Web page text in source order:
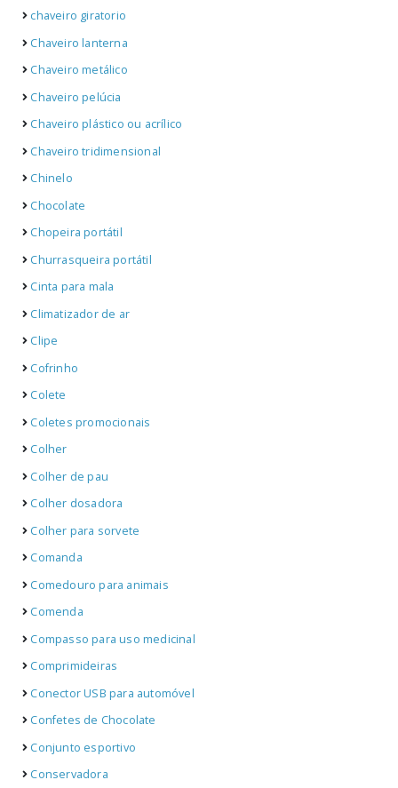
chaveiro giratorio
Chaveiro lanterna
Chaveiro metálico
Chaveiro pelúcia
Chaveiro plástico ou acrílico
Chaveiro tridimensional
Chinelo
Chocolate
Chopeira portátil
Churrasqueira portátil
Cinta para mala
Climatizador de ar
Clipe
Cofrinho
Colete
Coletes promocionais
Colher
Colher de pau
Colher dosadora
Colher para sorvete
Comanda
Comedouro para animais
Comenda
Compasso para uso medicinal
Comprimideiras
Conector USB para automóvel
Confetes de Chocolate
Conjunto esportivo
Conservadora